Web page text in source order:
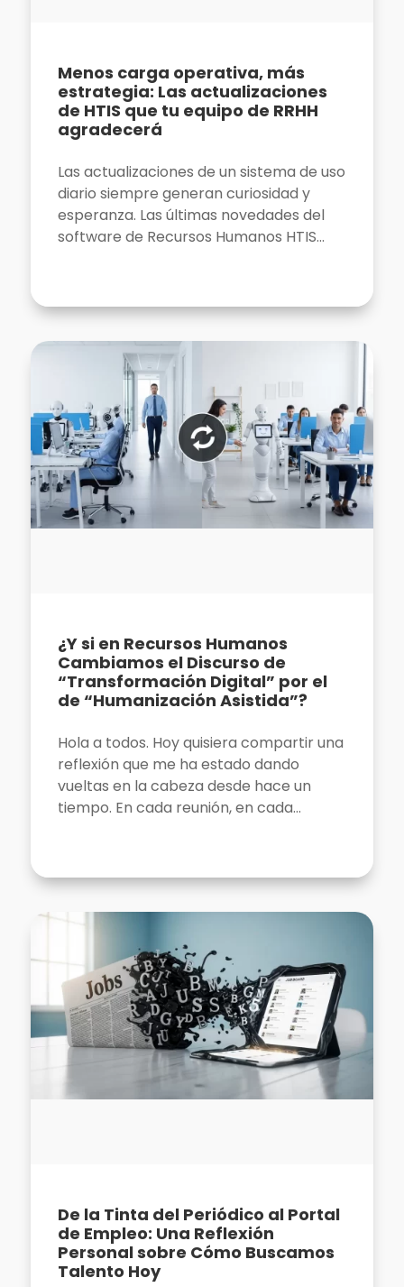
Menos carga operativa, más
estrategia: Las actualizaciones
de HTIS que tu equipo de RRHH
agradecerá
Las actualizaciones de un sistema de uso
diario siempre generan curiosidad y
esperanza. Las últimas novedades del
software de Recursos Humanos HTIS...
¿Y si en Recursos Humanos
Cambiamos el Discurso de
“Transformación Digital” por el
de “Humanización Asistida”?
Hola a todos. Hoy quisiera compartir una
reflexión que me ha estado dando
vueltas en la cabeza desde hace un
tiempo. En cada reunión, en cada...
De la Tinta del Periódico al Portal
de Empleo: Una Reflexión
Personal sobre Cómo Buscamos
Talento Hoy